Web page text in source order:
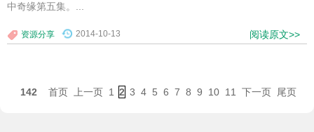
中奇缘第五集。...
资源分享 2014-10-13 阅读原文>>
142 首页 上一页 1 2 3 4 5 6 7 8 9 10 11 下一页 尾页